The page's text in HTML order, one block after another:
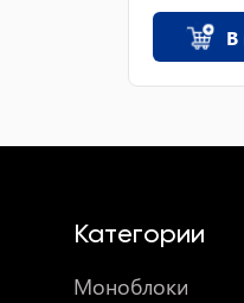
В
Категории
Моноблоки